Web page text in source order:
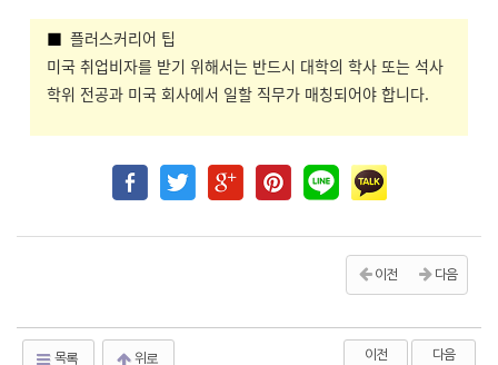
■ 플러스커리어 팁
미국 취업비자를 받기 위해서는 반드시 대학의 학사 또는 석사
학위 전공과 미국 회사에서 일할 직무가 매칭되어야 합니다.
이전 다음
목록 위로 이전 다음